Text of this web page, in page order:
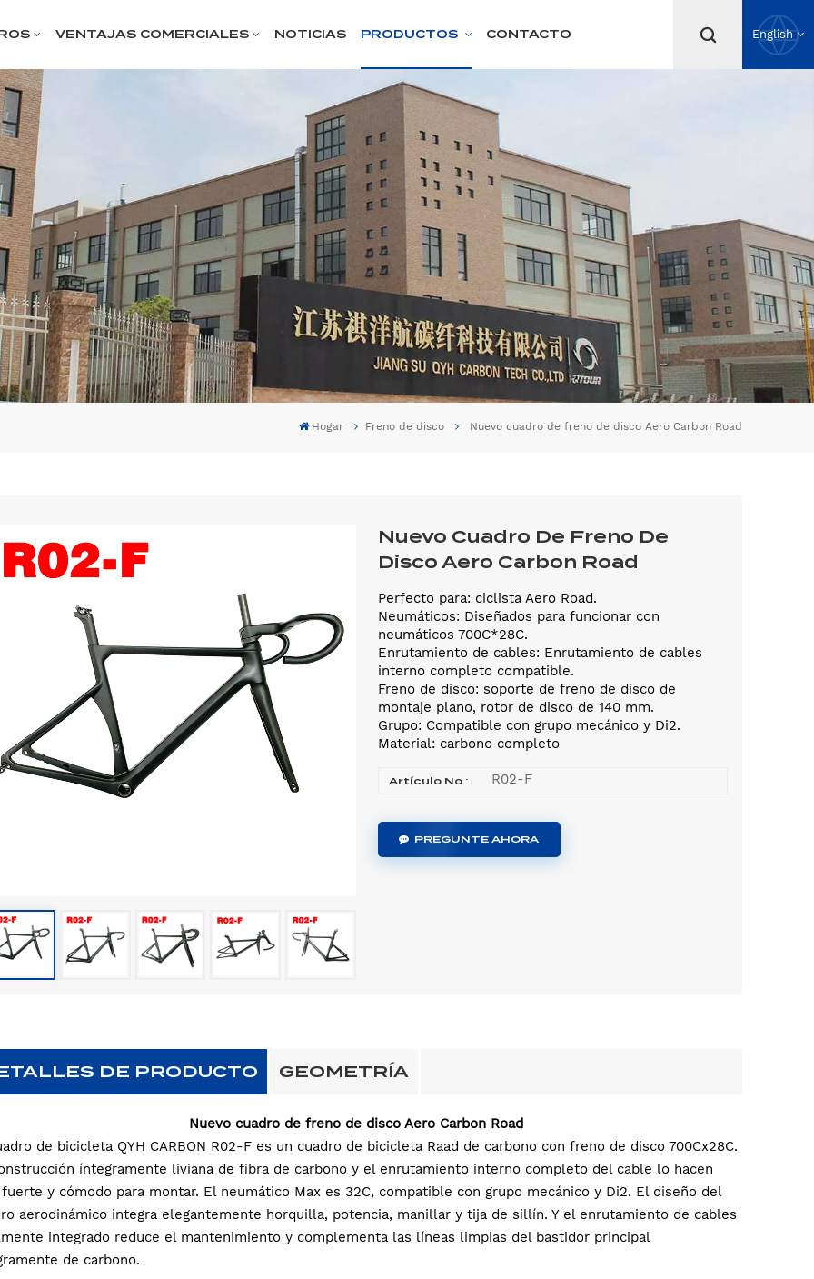
VENTAJAS COMERCIALES NOTICIAS PRODUCTOS CONTACTO English
Hogar Freno de disco Nuevo cuadro de freno de disco Aero Carbon Road
Nuevo Cuadro De Freno De
Disco Aero Carbon Road
Perfecto para: ciclista Aero Road.
Neumáticos: Diseñados para funcionar con
neumáticos 700C*28C.
Enrutamiento de cables: Enrutamiento de cables
interno completo compatible.
Freno de disco: soporte de freno de disco de
montaje plano, rotor de disco de 140 mm.
Grupo: Compatible con grupo mecánico y Di2.
Material: carbono completo
Artículo No : R02-F
PREGUNTE AHORA
DE PRODUCTO GEOMETRÍA
Nuevo cuadro de freno de disco Aero Carbon Road
de bicicleta QYH CARBON R02-F es un cuadro de bicicleta Raad de carbono con freno de disco 700Cx28C.
íntegramente liviana de fibra de carbono y el enrutamiento interno completo del cable lo hacen
y cómodo para montar. El neumático Max es 32C, compatible con grupo mecánico y Di2. El diseño del
aerodinámico integra elegantemente horquilla, potencia, manillar y tija de sillín. Y el enrutamiento de cables
integrado reduce el mantenimiento y complementa las líneas limpias del bastidor principal
de carbono.